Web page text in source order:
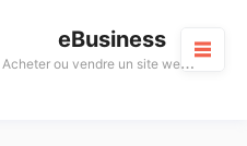
eBusiness
A
cheter ou vendre un site web rentable